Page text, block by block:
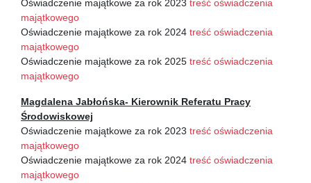
Oświadczenie majątkowe za rok 2023 treść oświadczenia
majątkowego
Oświadczenie majątkowe za rok 2024 treść oświadczenia
majątkowego
Oświadczenie majątkowe za rok 2025 treść oświadczenia
majątkowego
Magdalena Jabłońska- Kierownik Referatu Pracy
Środowiskowej
Oświadczenie majątkowe za rok 2023 treść oświadczenia
majątkowego
Oświadczenie majątkowe za rok 2024 treść oświadczenia
majątkowego